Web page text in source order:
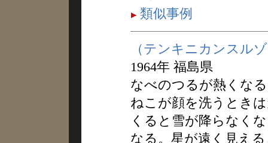
類似事例
（テンキニカンスル
1964年 福島県
なべのつるが熱くな
ねこが顔を洗うとき
くると雪が降らなく
なる。星が遠く見え